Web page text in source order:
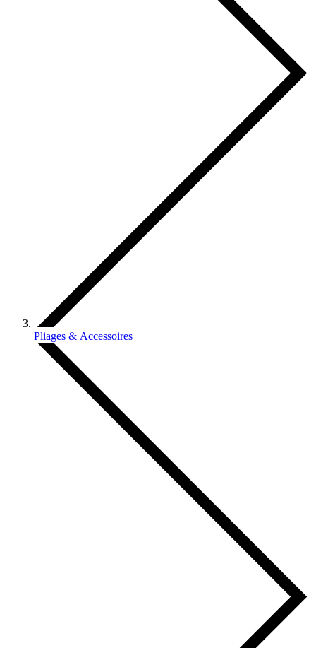
Pliages & Accessoires